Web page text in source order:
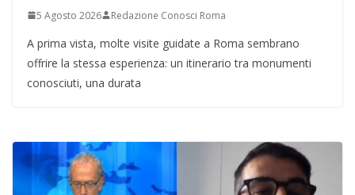
5 Agosto 2026 Redazione Conosci Roma
A prima vista, molte visite guidate a Roma sembrano
offrire la stessa esperienza: un itinerario tra monumenti
conosciuti, una durata